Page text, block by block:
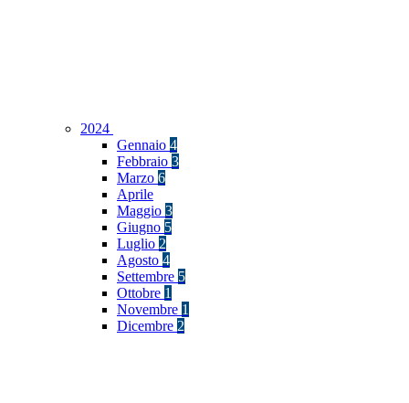
2024
Gennaio 4
Febbraio 3
Marzo 6
Aprile
Maggio 3
Giugno 5
Luglio 2
Agosto 4
Settembre 5
Ottobre 1
Novembre 1
Dicembre 2